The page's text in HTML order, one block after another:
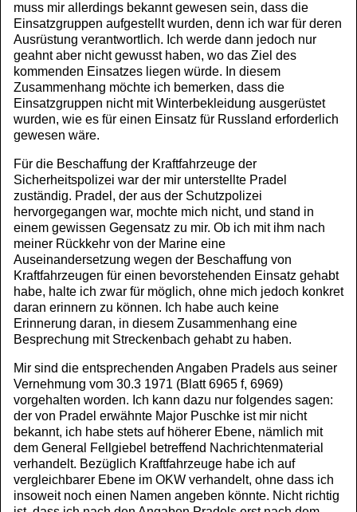
muss mir allerdings bekannt gewesen sein, dass die
Einsatzgruppen aufgestellt wurden, denn ich war für deren
Ausrüstung verantwortlich. Ich werde dann jedoch nur
geahnt aber nicht gewusst haben, wo das Ziel des
kommenden Einsatzes liegen würde. In diesem
Zusammenhang möchte ich bemerken, dass die
Einsatzgruppen nicht mit Winterbekleidung ausgerüstet
wurden, wie es für einen Einsatz für Russland erforderlich
gewesen wäre.
Für die Beschaffung der Kraftfahrzeuge der
Sicherheitspolizei war der mir unterstellte Pradel
zuständig. Pradel, der aus der Schutzpolizei
hervorgegangen war, mochte mich nicht, und stand in
einem gewissen Gegensatz zu mir. Ob ich mit ihm nach
meiner Rückkehr von der Marine eine
Auseinandersetzung wegen der Beschaffung von
Kraftfahrzeugen für einen bevorstehenden Einsatz gehabt
habe, halte ich zwar für möglich, ohne mich jedoch konkret
daran erinnern zu können. Ich habe auch keine
Erinnerung daran, in diesem Zusammenhang eine
Besprechung mit Streckenbach gehabt zu haben.
Mir sind die entsprechenden Angaben Pradels aus seiner
Vernehmung vom 30.3 1971 (Blatt 6965 f, 6969)
vorgehalten worden. Ich kann dazu nur folgendes sagen:
der von Pradel erwähnte Major Puschke ist mir nicht
bekannt, ich habe stets auf höherer Ebene, nämlich mit
dem General Fellgiebel betreffend Nachrichtenmaterial
verhandelt. Bezüglich Kraftfahrzeuge habe ich auf
vergleichbarer Ebene im OKW verhandelt, ohne dass ich
insoweit noch einen Namen angeben könnte. Nicht richtig